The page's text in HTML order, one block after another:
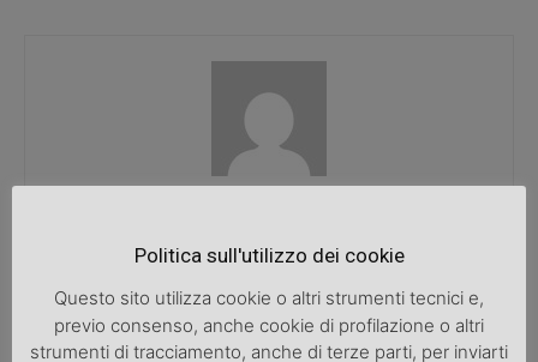
ARTICOLI CORRELATI ALTRO DALL'AUTORE
Politica sull'utilizzo dei cookie
Questo sito utilizza cookie o altri strumenti tecnici e,
previo consenso, anche cookie di profilazione o altri
strumenti di tracciamento, anche di terze parti, per inviarti